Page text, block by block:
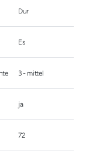
Dur
Es
3 - mittel
ja
72